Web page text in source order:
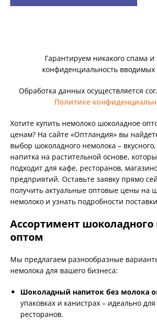
Гарантируем никакого спама
конфиденциальность
Обработка данных осуществляется
Политике
Хотите купить немолоко шоколадное
ценам? На сайте «Оптландия» вы
выбор шоколадного немолока –
напитка на растительной основе,
подходит для кафе, ресторанов,
предприятий. Оставьте заявку прямо
получить актуальные оптовые цены на
немолоко и узнать подробности
Ассортимент
оптом
Мы предлагаем разнообразные
немолока для вашего бизнеса:
Шоколадный напиток без молока
упаковках и канистрах – идеально
ресторанов.